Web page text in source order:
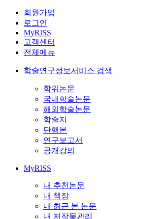
회원가입
로그인
MyRISS
고객센터
전체메뉴
학술연구정보서비스 검색
학위논문
국내학술논문
해외학술논문
학술지
단행본
연구보고서
공개강의
MyRISS
내 추천논문
내 책장
내 최근 본 논문
내 저작물관리